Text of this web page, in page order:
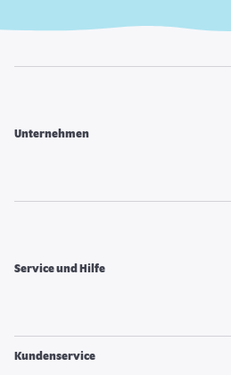
Unternehmen
Service und Hilfe
Kundenservice